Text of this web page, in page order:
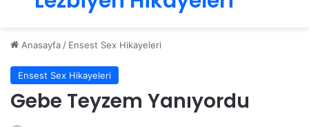
Anasayfa / Ensest Sex Hikayeleri
Ensest Sex Hikayeleri
Gebe Teyzem Yanıyordu